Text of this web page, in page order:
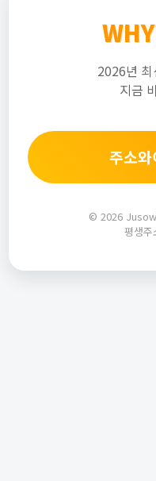
2026년
지금
주소
© 2026
평생주